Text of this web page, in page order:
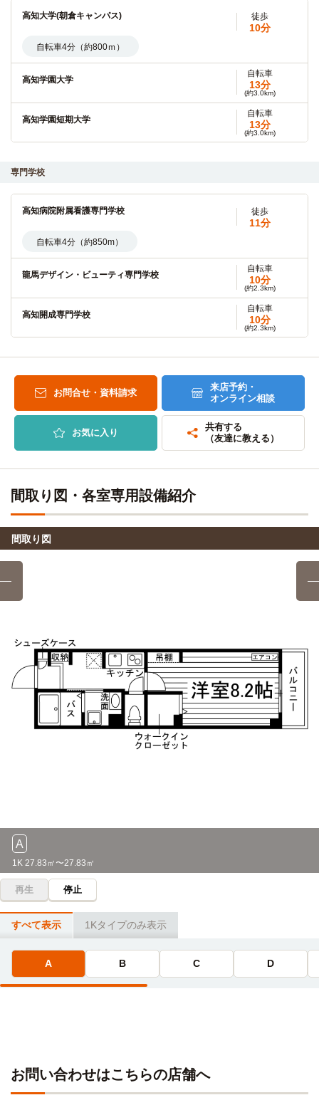
高知大学(朝倉キャンパス) 徒歩
10分
自転車4分（約800ｍ）
高知学園大学
自転車
13分
(約3.0km)
高知学園短期大学
自転車
13分
(約3.0km)
専門学校
高知病院附属看護専門学校 徒歩
11分
自転車4分（約850m）
龍馬デザイン・ビューティ専門学校
自転車
10分
(約2.3km)
高知開成専門学校
自転車
10分
(約2.3km)
平成福祉専門学校 10分
高知文化服装専門学校
自転車
15分
お問合せ・資料請求
来店予約・
オンライン相談
お気に入り
共有する
（友達に教える）
間取り図・各室専用設備紹介
間取り図
A
1K 27.83㎡〜27.83㎡
再生 停止
すべて表示 1Kタイプのみ表示
A B C D
お問い合わせはこちらの店舗へ